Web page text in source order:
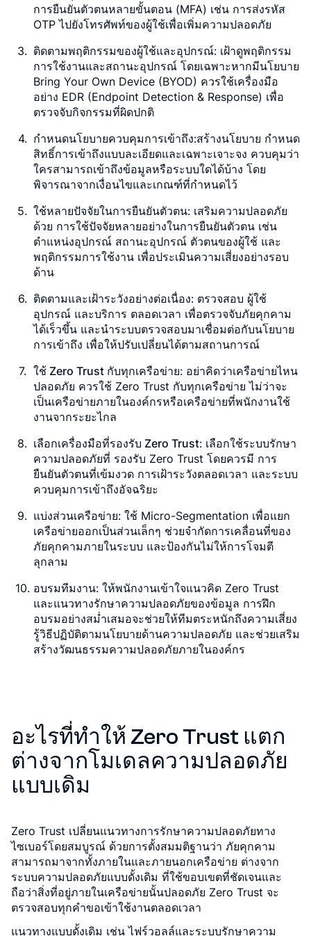
การยืนยันตัวตนหลายขั้นตอน (MFA) เช่น การส่งรหัส
OTP ไปยังโทรศัพท์ของผู้ใช้เพื่อเพิ่มความปลอดภัย
ติดตามพฤติกรรมของผู้ใช้และอุปกรณ์: เฝ้าดูพฤติกรรม
การใช้งานและสถานะอุปกรณ์ โดยเฉพาะหากมีนโยบาย
Bring Your Own Device (BYOD) ควรใช้เครื่องมือ
อย่าง EDR (Endpoint Detection & Response) เพื่อ
ตรวจจับกิจกรรมที่ผิดปกติ
กำหนดนโยบายควบคุมการเข้าถึง:สร้างนโยบาย กำหนด
สิทธิ์การเข้าถึงแบบละเอียดและเฉพาะเจาะจง ควบคุมว่า
ใครสามารถเข้าถึงข้อมูลหรือระบบใดได้บ้าง โดย
พิจารณาจากเงื่อนไขและเกณฑ์ที่กำหนดไว้
ใช้หลายปัจจัยในการยืนยันตัวตน: เสริมความปลอดภัย
ด้วย การใช้ปัจจัยหลายอย่างในการยืนยันตัวตน เช่น
ตำแหน่งอุปกรณ์ สถานะอุปกรณ์ ตัวตนของผู้ใช้ และ
พฤติกรรมการใช้งาน เพื่อประเมินความเสี่ยงอย่างรอบ
ด้าน
ติดตามและเฝ้าระวังอย่างต่อเนื่อง: ตรวจสอบ ผู้ใช้
อุปกรณ์ และบริการ ตลอดเวลา เพื่อตรวจจับภัยคุกคาม
ได้เร็วขึ้น และนำระบบตรวจสอบมาเชื่อมต่อกับนโยบาย
การเข้าถึง เพื่อให้ปรับเปลี่ยนได้ตามสถานการณ์
ใช้ Zero Trust กับทุกเครือข่าย: อย่าคิดว่าเครือข่ายไหน
ปลอดภัย ควรใช้ Zero Trust กับทุกเครือข่าย ไม่ว่าจะ
เป็นเครือข่ายภายในองค์กรหรือเครือข่ายที่พนักงานใช้
งานจากระยะไกล
เลือกเครื่องมือที่รองรับ Zero Trust: เลือกใช้ระบบรักษา
ความปลอดภัยที่ รองรับ Zero Trust โดยควรมี การ
ยืนยันตัวตนที่เข้มงวด การเฝ้าระวังตลอดเวลา และระบบ
ควบคุมการเข้าถึงอัจฉริยะ
แบ่งส่วนเครือข่าย: ใช้ Micro-Segmentation เพื่อแยก
เครือข่ายออกเป็นส่วนเล็กๆ ช่วยจำกัดการเคลื่อนที่ของ
ภัยคุกคามภายในระบบ และป้องกันไม่ให้การโจมตี
ลุกลาม
อบรมทีมงาน: ให้พนักงานเข้าใจแนวคิด Zero Trust
และแนวทางรักษาความปลอดภัยของข้อมูล การฝึก
อบรมอย่างสม่ำเสมอจะช่วยให้ทีมตระหนักถึงความเสี่ยง
รู้วิธีปฏิบัติตามนโยบายด้านความปลอดภัย และช่วยเสริม
สร้างวัฒนธรรมความปลอดภัยภายในองค์กร
อะไรที่ทำให้ Zero Trust แตก
ต่างจากโมเดลความปลอดภัย
แบบเดิม
Zero Trust เปลี่ยนแนวทางการรักษาความปลอดภัยทาง
ไซเบอร์โดยสมบูรณ์ ด้วยการตั้งสมมติฐานว่า ภัยคุกคาม
สามารถมาจากทั้งภายในและภายนอกเครือข่าย ต่างจาก
ระบบความปลอดภัยแบบดั้งเดิม ที่ใช้ขอบเขตที่ชัดเจนและ
ถือว่าสิ่งที่อยู่ภายในเครือข่ายนั้นปลอดภัย Zero Trust จะ
ตรวจสอบทุกคำขอเข้าใช้งานตลอดเวลา
แนวทางแบบดั้งเดิม เช่น ไฟร์วอลล์และระบบรักษาความ